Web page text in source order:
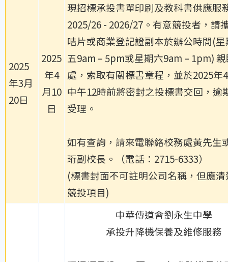
2025
年3月
20日
2025
年4
月10
日
現招標承投書單印刷及教科書供應服
2025/26 - 2026/27。有意競投者，請
咭片或商業登記證副本於辦公時間(
五9am – 5pm或星期六9am – 1pm)
處，索取有關標書章程，並於2025年
中午12時前將密封之投標書交回，逾
受理。
如有查詢，請來電聯絡校務處黃先生
珩副校長。（電話：2715-6333）
(標書封面不可註明公司名稱，但應
競投項目)
中華傳道會劉永生中學
承投升降機保養及維修服務